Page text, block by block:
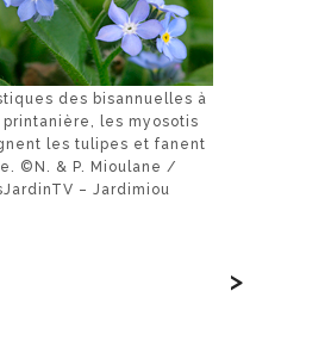
des bisannuelles à
les myosotis
les tulipes et fanent
©N. & P. Mioulane /
– Jardimiou
>